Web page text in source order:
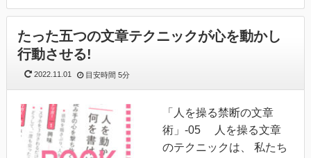
たった五つの文章テクニックが心を動かし
行動させる!
2022.11.01 目安時間 5分
「人を操る禁断の文章
術」-05 人を操る文章
のテクニックは、 私たち